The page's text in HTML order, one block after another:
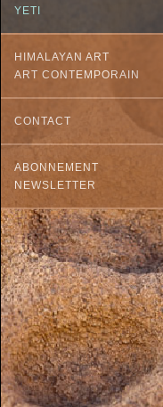
YETI
HIMALAYAN ART
ART CONTEMPORAIN
CONTACT
ABONNEMENT
NEWSLETTER